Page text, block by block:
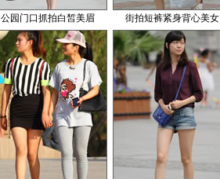
公园门口抓拍白皙美眉 街拍短裤紧身背心美女